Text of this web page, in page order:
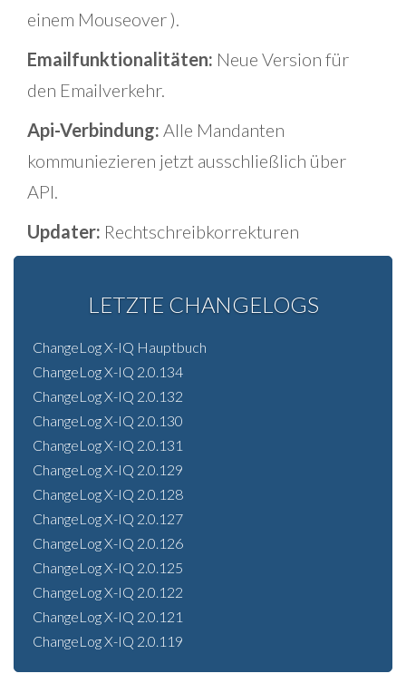
einem Mouseover ).
Emailfunktionalitäten: Neue Version für
den Emailverkehr.
Api-Verbindung: Alle Mandanten
kommuniezieren jetzt ausschließlich über
API.
Updater: Rechtschreibkorrekturen
LETZTE CHANGELOGS
ChangeLog X-IQ Hauptbuch
ChangeLog X-IQ 2.0.134
ChangeLog X-IQ 2.0.132
ChangeLog X-IQ 2.0.130
ChangeLog X-IQ 2.0.131
ChangeLog X-IQ 2.0.129
ChangeLog X-IQ 2.0.128
ChangeLog X-IQ 2.0.127
ChangeLog X-IQ 2.0.126
ChangeLog X-IQ 2.0.125
ChangeLog X-IQ 2.0.122
ChangeLog X-IQ 2.0.121
ChangeLog X-IQ 2.0.119